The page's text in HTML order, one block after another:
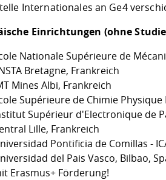
Internationales an Ge4
Einrichtungen (ohne
Nationale Supérieure de
Bretagne, Frankreich
Mines Albi, Frankreich
Supérieure de Chimie
Supérieur d'Electronique de
Lille, Frankreich
Pontificia de Comillas -
del Pais Vasco, Bilbao,
Erasmus+ Förderung!